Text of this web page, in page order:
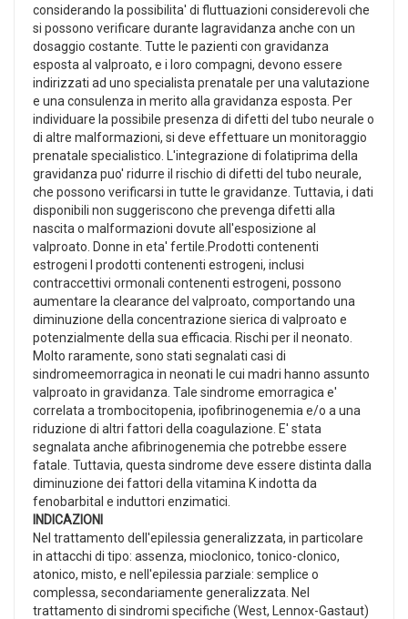
considerando la possibilita' di fluttuazioni considerevoli che
si possono verificare durante lagravidanza anche con un
dosaggio costante. Tutte le pazienti con gravidanza
esposta al valproato, e i loro compagni, devono essere
indirizzati ad uno specialista prenatale per una valutazione
e una consulenza in merito alla gravidanza esposta. Per
individuare la possibile presenza di difetti del tubo neurale o
di altre malformazioni, si deve effettuare un monitoraggio
prenatale specialistico. L'integrazione di folatiprima della
gravidanza puo' ridurre il rischio di difetti del tubo neurale,
che possono verificarsi in tutte le gravidanze. Tuttavia, i dati
disponibili non suggeriscono che prevenga difetti alla
nascita o malformazioni dovute all'esposizione al
valproato. Donne in eta' fertile.Prodotti contenenti
estrogeni I prodotti contenenti estrogeni, inclusi
contraccettivi ormonali contenenti estrogeni, possono
aumentare la clearance del valproato, comportando una
diminuzione della concentrazione sierica di valproato e
potenzialmente della sua efficacia. Rischi per il neonato.
Molto raramente, sono stati segnalati casi di
sindromeemorragica in neonati le cui madri hanno assunto
valproato in gravidanza. Tale sindrome emorragica e'
correlata a trombocitopenia, ipofibrinogenemia e/o a una
riduzione di altri fattori della coagulazione. E' stata
segnalata anche afibrinogenemia che potrebbe essere
fatale. Tuttavia, questa sindrome deve essere distinta dalla
diminuzione dei fattori della vitamina K indotta da
fenobarbital e induttori enzimatici.
INDICAZIONI
Nel trattamento dell'epilessia generalizzata, in particolare
in attacchi di tipo: assenza, mioclonico, tonico-clonico,
atonico, misto, e nell'epilessia parziale: semplice o
complessa, secondariamente generalizzata. Nel
trattamento di sindromi specifiche (West, Lennox-Gastaut)